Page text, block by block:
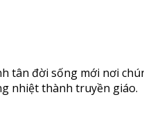
tân đời sống mới nơi
nhiệt thành truyền giáo.